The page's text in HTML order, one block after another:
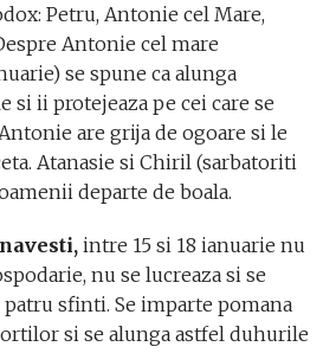
Petru, Antonie cel Mare,
Antonie cel mare
se spune ca alunga
si ii protejeaza pe cei care se
are grija de ogoare si le
Atanasie si Chiril (sarbatoriti
departe de boala.
intre 15 si 18 ianuarie nu
nu se lucreaza si se
sfinti. Se imparte pomana
si se alunga astfel duhurile